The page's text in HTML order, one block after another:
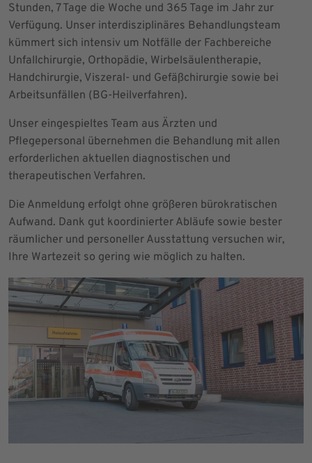
Stunden, 7 Tage die Woche und 365 Tage im Jahr zur
Verfügung. Unser interdisziplinäres Behandlungsteam
kümmert sich intensiv um Notfälle der Fachbereiche
Unfallchirurgie, Orthopädie, Wirbelsäulentherapie,
Handchirurgie, Viszeral- und Gefäßchirurgie sowie bei
Arbeitsunfällen (BG-Heilverfahren).
Unser eingespieltes Team aus Ärzten und
Pflegepersonal übernehmen die Behandlung mit allen
erforderlichen aktuellen diagnostischen und
therapeutischen Verfahren.
Die Anmeldung erfolgt ohne größeren bürokratischen
Aufwand. Dank gut koordinierter Abläufe sowie bester
räumlicher und personeller Ausstattung versuchen wir,
Ihre Wartezeit so gering wie möglich zu halten.